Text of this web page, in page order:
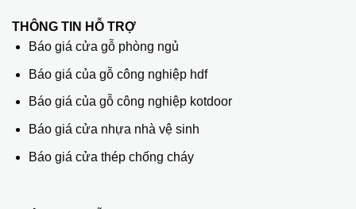
THÔNG TIN HỖ TRỢ
Báo giá cửa gỗ phòng ngủ
Báo giá của gỗ công nghiệp hdf
Báo giá của gỗ công nghiệp kotdoor
Báo giá cửa nhựa nhà vệ sinh
Báo giá cửa thép chống cháy